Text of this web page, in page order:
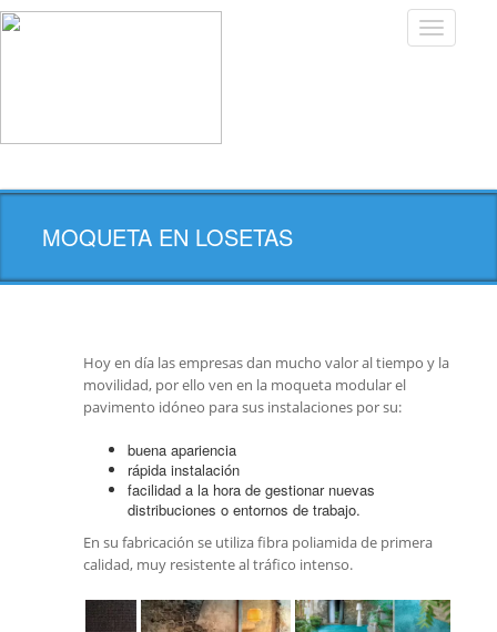
Toggle
MOQUETA EN LOSETAS
Hoy en día las empresas dan mucho valor al tiempo y la
movilidad, por ello ven en la moqueta modular el
pavimento idóneo para sus instalaciones por su:
buena apariencia
rápida instalación
facilidad a la hora de gestionar nuevas
distribuciones o entornos de trabajo.
En su fabricación se utiliza fibra poliamida de primera
calidad, muy resistente al tráfico intenso.